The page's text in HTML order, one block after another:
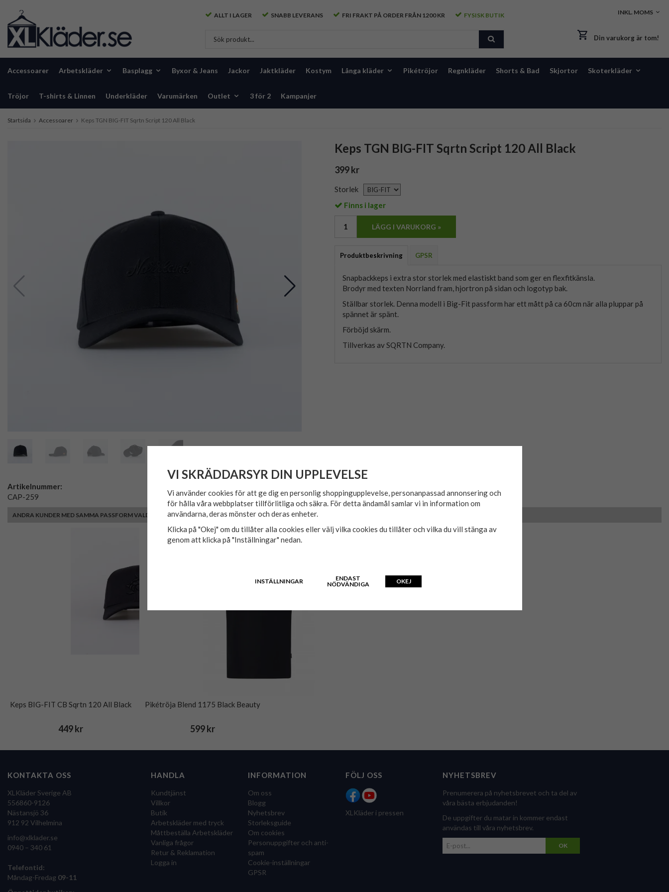
ALLT I LAGER SNABB LEVERANS FRI FRAKT PÅ ORDER FRÅN 1200 KR FYSISK BUTIK
Din varukorg är tom!
Accessoarer Arbetskläder Basplagg Byxor & Jeans Jackor Jaktkläder Kostym Långa kläder Pikétröjor Regnkläder Shorts & Bad Skjortor Skoterkläder
Tröjor T-shirts & Linnen Underkläder Varumärken Outlet 3 för 2 Kampanjer
Startsida Accessoarer Keps TGN BIG-FIT Sqrtn Script 120 All Black
Keps TGN BIG-FIT Sqrtn Script 120 All Black
399 kr
Storlek
Finns i lager
LÄGG I VARUKORG »
Produktbeskrivning GPSR
Snapbackkeps i extra stor storlek med elastiskt band som ger en flexfitkänsla.
Brodyr med texten Norrland fram, hjortron på sidan och logotyp bak.
Ställbar storlek. Denna modell i Big-Fit passform har ett mått på ca 60cm när alla pluppar på
spännet är spänt.
Förböjd skärm.
Tillverkas av SQRTN Company.
Artikelnummer:
CAP-259
ANDRA KUNDER MED SAMMA PASSFORM VALDE ÄVEN
Keps BIG-FIT CB Sqrtn 120 All Black
449 kr
Pikétröja Blend 1175 Black Beauty
599 kr
KONTAKTA OSS
XLKläder Sverige AB
556860-9126
Nästansjö 36
912 92 Vilhelmina
info@xlklader.se
0940 – 340 61
Telefontid:
Måndag-Fredag 09-11
HANDLA
Kundtjänst
Villkor
Butik
Arbetskläder med tryck
Måttbeställa Arbetskläder
Vanliga frågor
Retur & Reklamation
Logga in
INFORMATION
Om oss
Blogg
Nyhetsbrev
Storleksguide
Om cookies
Personuppgifter och anti-
spam
Cookie-inställningar
GPSR
FÖLJ OSS
XLKläder i pressen
NYHETSBREV
Prenumerera på nyhetsbrevet och ta del av
våra bästa erbjudanden!
De uppgifter du matar in kommer endast
användas till våra nyhetsbrev.
OK
VI SKRÄDDARSYR DIN UPPLEVELSE
Vi använder cookies för att ge dig en personlig shoppingupplevelse, personanpassad annonsering och
för hålla våra webbplatser tillförlitliga och säkra. För detta ändamål samlar vi in information om
användarna, deras mönster och deras enheter.
Klicka på "Okej" om du tillåter alla cookies eller välj vilka cookies du tillåter och vilka du vill stänga av
genom att klicka på "Inställningar" nedan.
INSTÄLLNINGAR
ENDAST
NÖDVÄNDIGA
OKEJ